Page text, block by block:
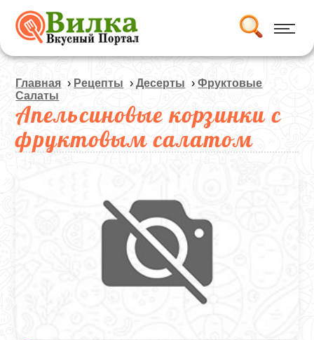
Главная › Рецепты ›Десерты ›Фруктовые
Салаты
Апельсиновые корзинки с
фруктовым салатом